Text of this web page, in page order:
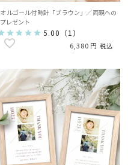
オルゴール付時計「ブラウン」／両親への
プレゼント
5.00 （ 1 ）
6,380 税込